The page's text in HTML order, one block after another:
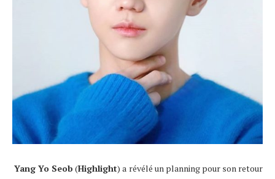
Yang Yo Seob (Highlight) a révélé un planning pour son retour